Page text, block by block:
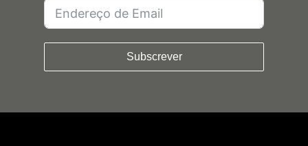
Subscrever